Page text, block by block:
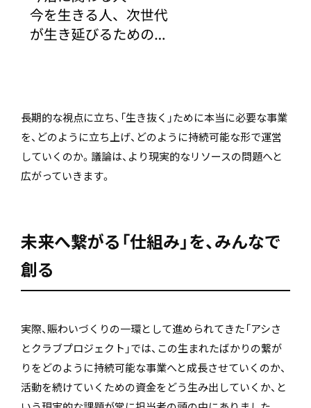
長期的な視点に立ち、「生き抜く」ために本当に必要な事業
を、どのように立ち上げ、どのように持続可能な形で運営
していくのか。議論は、より現実的なリソースの問題へと
広がっていきます。
未来へ繋がる「仕組み」を、みんなで
創る
実際、賑わいづくりの一環として進められてきた「アシさ
とクラブプロジェクト」では、この生まれたばかりの繋が
りをどのように持続可能な事業へと成長させていくのか、
活動を続けていくための資金をどう生み出していくか、と